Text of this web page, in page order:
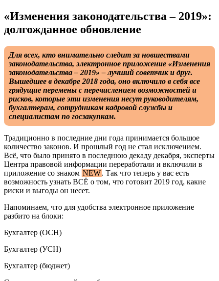
«Изменения законодательства – 2019»:
долгожданное обновление
Для всех, кто внимательно следит за новшествами
законодательства, электронное приложение «Изменения
законодательства – 2019» – лучший советчик и друг.
Вышедшее в декабре 2018 года, оно включило в себя все
грядущие перемены с перечислением возможностей и
рисков, которые эти изменения несут руководителям,
бухгалтерам, сотрудникам кадровой службы и
специалистам по госзакупкам.
Традиционно в последние дни года принимается большое
количество законов. И прошлый год не стал исключением.
Всё, что было принято в последнюю декаду декабря, эксперты
Центра правовой информации переработали и включили в
приложение со знаком NEW. Так что теперь у вас есть
возможность узнать ВСЁ о том, что готовит 2019 год, какие
риски и выгоды он несет.
Напоминаем, что для удобства электронное приложение
разбито на блоки:
Бухгалтер (ОСН)
Бухгалтер (УСН)
Бухгалтер (бюджет)